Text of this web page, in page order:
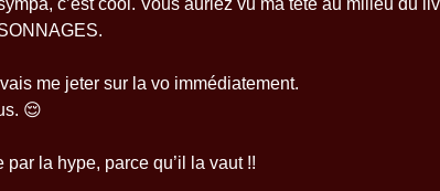
c’est cool. Vous auriez vu ma tête au milieu du
me jeter sur la vo immédiatement.
😌
la hype, parce qu’il la vaut !!